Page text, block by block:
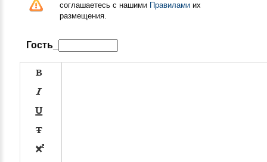
соглашаетесь с нашими Правилами их
размещения.
Гость_




